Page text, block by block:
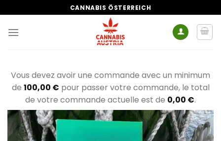
Inhalt
springen
CANNABIS ÖSTERREICH
Vous devez avoir une commande avec un minimum
de 100,00 € pour passer votre commande, le total
de votre commande actuelle est de 0,00 €.